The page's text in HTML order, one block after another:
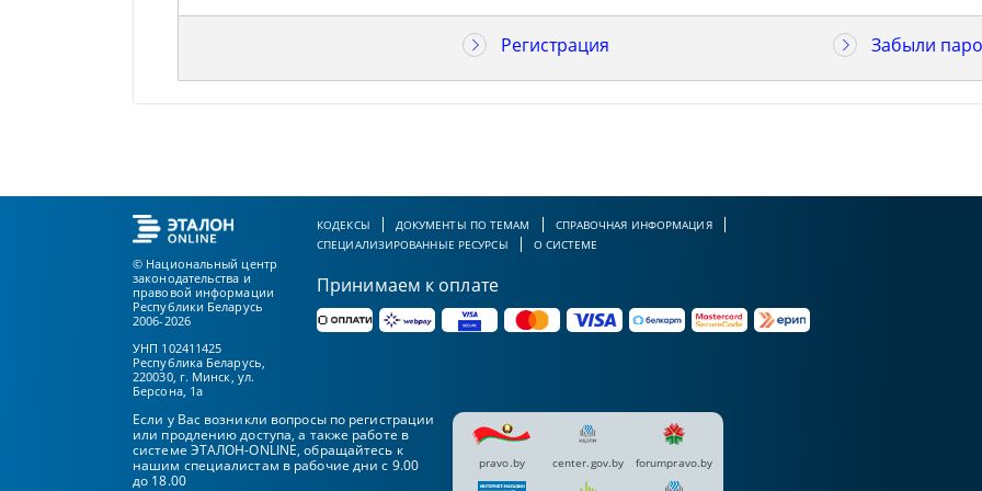
Регистрация Забыли
© Национальный центр
законодательства и
правовой информации
Республики Беларусь
2006-2026
УНП 102411425
Республика Беларусь,
220030, г. Минск, ул.
Берсона, 1а
КОДЕКСЫ ДОКУМЕНТЫ ПО ТЕМАМ
СПРАВОЧНАЯ ИНФОРМАЦИЯ
СПЕЦИАЛИЗИРОВАННЫЕ РЕСУРСЫ
О СИСТЕМЕ
Принимаем к оплате
Если у Вас возникли вопросы по регистрации
или продлению доступа, а также работе в
системе ЭТАЛОН-ONLINE, обращайтесь к
нашим специалистам в рабочие дни с 9.00
до 18.00
pravo.by center.gov.by forumpravo.by